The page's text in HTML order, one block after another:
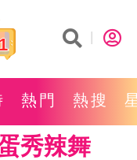
熱門 熱搜
秀辣舞